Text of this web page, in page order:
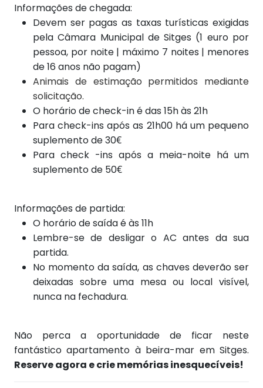
Informações de chegada:
Devem ser pagas as taxas turísticas exigidas
pela Câmara Municipal de Sitges (1 euro por
pessoa, por noite | máximo 7 noites | menores
de 16 anos não pagam)
Animais de estimação permitidos mediante
solicitação.
O horário de check-in é das 15h às 21h
Para check-ins após as 21h00 há um pequeno
suplemento de 30€
Para check -ins após a meia-noite há um
suplemento de 50€
Informações de partida:
O horário de saída é às 11h
Lembre-se de desligar o AC antes da sua
partida.
No momento da saída, as chaves deverão ser
deixadas sobre uma mesa ou local visível,
nunca na fechadura.
Não perca a oportunidade de ficar neste
fantástico apartamento à beira-mar em Sitges.
Reserve agora e crie memórias inesquecíveis!